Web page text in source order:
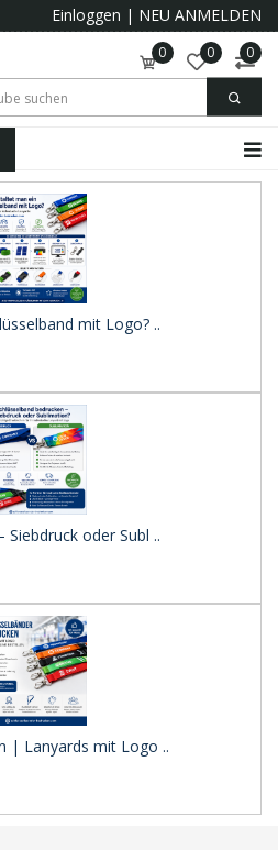
Einloggen | NEU ANMELDEN
0 0 0
mit Logo? ..
Siebdruck oder Subl ..
| Lanyards mit Logo ..